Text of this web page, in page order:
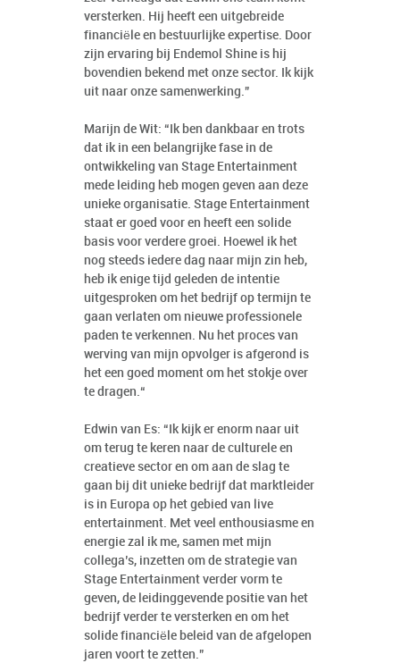
versterken. Hij heeft een uitgebreide
financiële en bestuurlijke expertise. Door
zijn ervaring bij Endemol Shine is hij
bovendien bekend met onze sector. Ik kijk
uit naar onze samenwerking.”
Marijn de Wit: “Ik ben dankbaar en trots
dat ik in een belangrijke fase in de
ontwikkeling van Stage Entertainment
mede leiding heb mogen geven aan deze
unieke organisatie. Stage Entertainment
staat er goed voor en heeft een solide
basis voor verdere groei. Hoewel ik het
nog steeds iedere dag naar mijn zin heb,
heb ik enige tijd geleden de intentie
uitgesproken om het bedrijf op termijn te
gaan verlaten om nieuwe professionele
paden te verkennen. Nu het proces van
werving van mijn opvolger is afgerond is
het een goed moment om het stokje over
te dragen.“
Edwin van Es: “Ik kijk er enorm naar uit
om terug te keren naar de culturele en
creatieve sector en om aan de slag te
gaan bij dit unieke bedrijf dat marktleider
is in Europa op het gebied van live
entertainment. Met veel enthousiasme en
energie zal ik me, samen met mijn
collega’s, inzetten om de strategie van
Stage Entertainment verder vorm te
geven, de leidinggevende positie van het
bedrijf verder te versterken en om het
solide financiële beleid van de afgelopen
jaren voort te zetten.”